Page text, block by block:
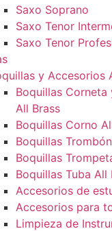
Saxo Soprano
Saxo Tenor
Saxo Tenor
y Accesorios
Boquillas Corneta
All Brass
Boquillas Corno
Boquillas
Boquillas
Boquillas Tuba All
Accesorios de
Accesorios para
Limpieza de